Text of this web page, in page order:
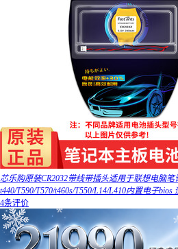
芯乐购原装CR2032带线带插头适用于联想电脑笔
t440/T590/T570/t460s/T550/L14/L410内置电子bios
4条评价